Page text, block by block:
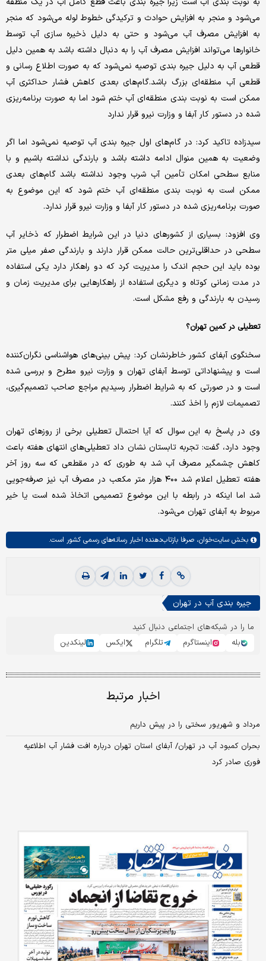
می‌شود و منجر به افزایش حوادث و ترکیدگی خطوط لوله می‌شود که منجر
به افزایش مصرف آب می‌شود و حتی به دلیل ذخیره سازی آب توسط
خانوارها می‌تواند افزایش مصرف آب را به دنبال داشته باشد به همین دلیل
قطعی آب به دلیل جیره بندی توصیه نمی‌شود که به صورت اطلاع رسانی و
قطعی آب منطقه‌ای بزرگ باشد.گام‌های بعدی کاهش فشار حداکثری آب
ممکن است به نوبت بندی منطقه‌ای آب ختم شود اما به صورت برنامه‌ریزی
شده در دستور کار آبفا و وزارت نیرو قرار ندارد
سیدزاده تاکید کرد: در گام‌های اول جیره بندی آب توصیه نمی‌شود اما اگر
وضعیت به همین منوال ادامه داشته باشد و بارندگی نداشته باشیم و با
منابع سطحی امکان تأمین آب شرب وجود نداشته باشد گام‌های بعدی
ممکن است به نوبت بندی منطقه‌ای آب ختم شود که این موضوع به
صورت برنامه‌ریزی شده در دستور کار آبفا و وزارت نیرو قرار ندارد.
وی افزود: بسیاری از کشورهای دنیا در این شرایط اضطرار که ذخایر آب
سطحی در حداقلی‌ترین حالت ممکن قرار دارند و بارندگی صفر میلی متر
بوده باید این حجم اندک را مدیریت کرد که دو راهکار دارد یکی استفاده
در مدت زمانی کوتاه و دیگری استفاده از راهکارهایی برای مدیریت زمان و
رسیدن به بارندگی و رفع مشکل است.
تعطیلی در کمین تهران؟
سخنگوی آبفای کشور خاطرنشان کرد: پیش بینی‌های هواشناسی نگران‌کننده
است و پیشنهاداتی توسط آبفای تهران و وزارت نیرو مطرح و بررسی شده
است و در صورتی که به شرایط اضطرار رسیدیم مراجع صاحب تصمیم‌گیری،
تصمیمات لازم را اخذ کنند.
وی در پاسخ به این سوال که آیا احتمال تعطیلی برخی از روزهای تهران
وجود دارد، گفت: تجربه تابستان نشان داد تعطیلی‌های انتهای هفته باعث
کاهش چشمگیر مصرف آب شد به طوری که در مقطعی که سه روز آخر
هفته تعطیل اعلام شد ۴۰۰ هزار متر مکعب در مصرف آب نیز صرفه‌جویی
شد اما اینکه در رابطه با این موضوع تصمیمی اتخاذ شده است یا خیر
مربوط به آبفای تهران می‌شود.
بخش سایت‌خوان، صرفا بازتاب‌دهنده اخبار رسانه‌های رسمی کشور است.
جیره بندی آب در تهران
ما را در شبکه‌های اجتماعی دنبال کنید
بله
اینستاگرم تلگرام ایکس لینکدین
اخبار مرتبط
مرداد و شهریور سختی را در پیش داریم
بحران کمبود آب در تهران/ آبفای استان تهران درباره افت فشار آب اطلاعیه
فوری صادر کرد